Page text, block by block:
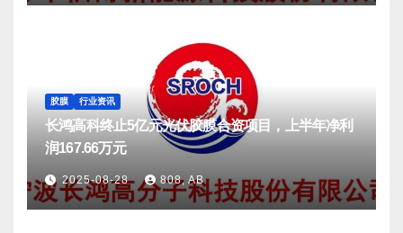
胶膜 行业资讯
长鸿高科终止5亿元光伏胶膜合资项目，上半年净利
润167.66万元
2025-08-28 808, AB